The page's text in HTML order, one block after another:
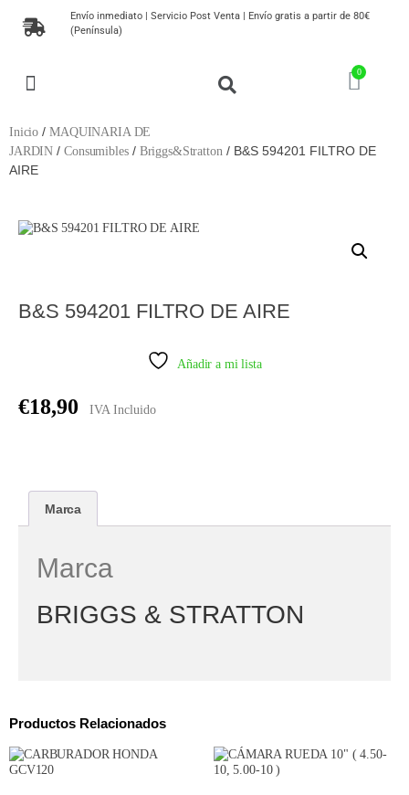
Envío inmediato | Servicio Post Venta | Envío gratis a partir de 80€
(Península)
Inicio /MAQUINARIA DE
JARDIN /Consumibles/ Briggs&Stratton / B&S 594201 FILTRO DE
AIRE
B&S 594201 FILTRO DE AIRE
Añadir a mi lista
€18,90 IVA Incluido
Marca
Marca
BRIGGS & STRATTON
Productos Relacionados